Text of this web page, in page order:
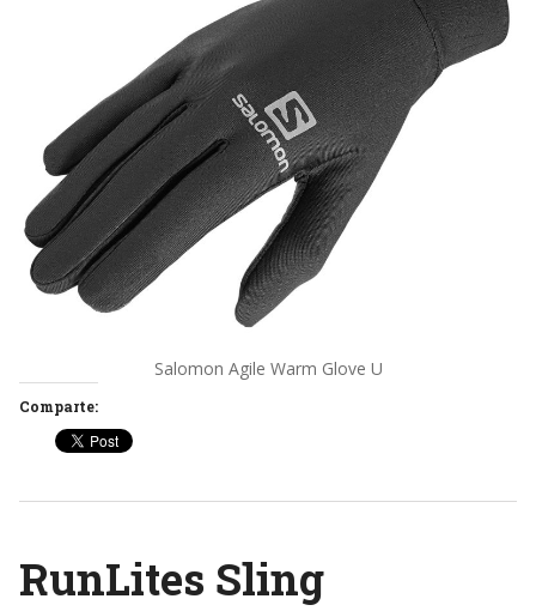
Salomon Agile Warm Glove U
Comparte:
RunLites Sling